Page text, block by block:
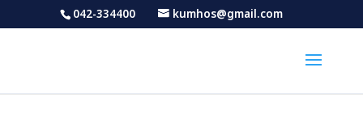
042-334400 kumhos@gmail.com